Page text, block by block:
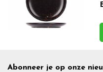
Abonneer je op onze